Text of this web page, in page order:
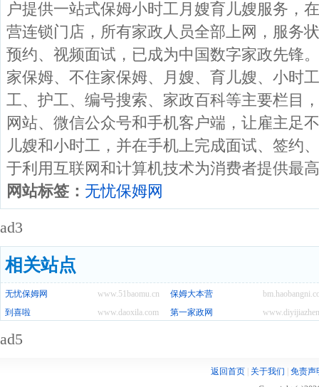
户提供一站式保姆小时工月嫂育儿嫂服务，
营连锁门店，所有家政人员全部上网，服务
预约、视频面试，已成为中国数字家政先锋
家保姆、不住家保姆、月嫂、育儿嫂、小时
工、护工、编号搜索、家政百科等主要栏目
网站、微信公众号和手机客户端，让雇主足
儿嫂和小时工，并在手机上完成面试、签约
于利用互联网和计算机技术为消费者提供最
网站标签： 无忧保姆网
ad3
相关站点
www.51baomu.cn
无忧保姆网
保姆大本营
www.daoxila.com
到喜啦 第一家政网
ad5
返回首页| 关于我们
免责声